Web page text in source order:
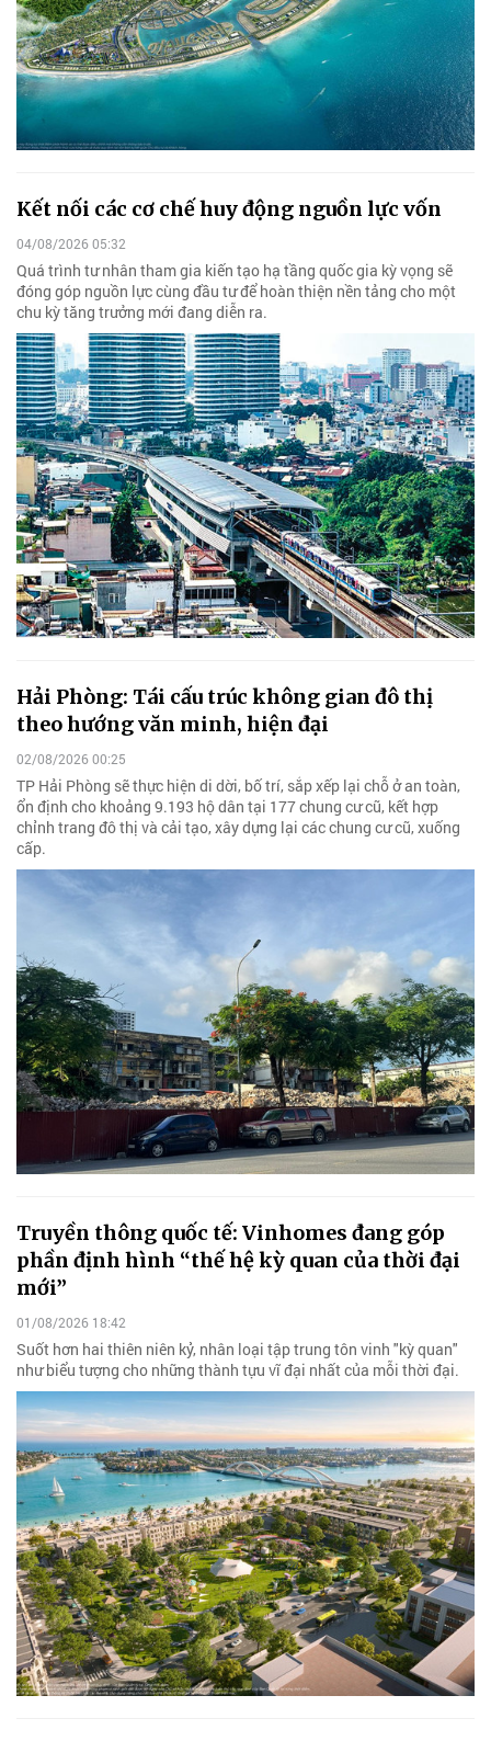
Kết nối các cơ chế huy động nguồn lực vốn
04/08/2026 05:32
Quá trình tư nhân tham gia kiến tạo hạ tầng quốc gia kỳ vọng sẽ
đóng góp nguồn lực cùng đầu tư để hoàn thiện nền tảng cho một
chu kỳ tăng trưởng mới đang diễn ra.
Hải Phòng: Tái cấu trúc không gian đô thị
theo hướng văn minh, hiện đại
02/08/2026 00:25
TP Hải Phòng sẽ thực hiện di dời, bố trí, sắp xếp lại chỗ ở an toàn,
ổn định cho khoảng 9.193 hộ dân tại 177 chung cư cũ, kết hợp
chỉnh trang đô thị và cải tạo, xây dựng lại các chung cư cũ, xuống
cấp.
Truyền thông quốc tế: Vinhomes đang góp
phần định hình “thế hệ kỳ quan của thời đại
mới”
01/08/2026 18:42
Suốt hơn hai thiên niên kỷ, nhân loại tập trung tôn vinh "kỳ quan"
như biểu tượng cho những thành tựu vĩ đại nhất của mỗi thời đại.